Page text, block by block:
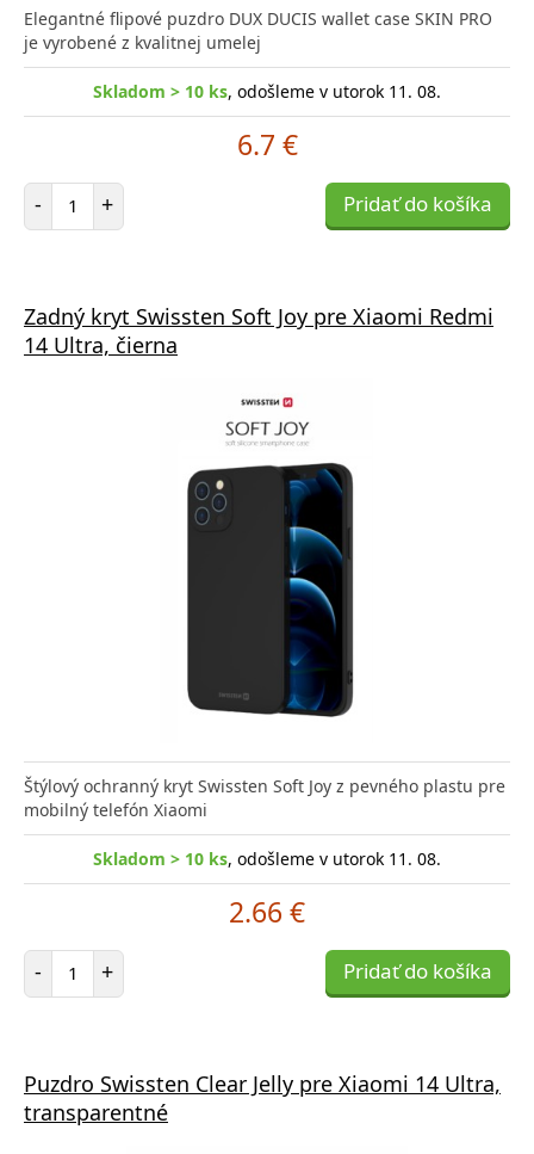
Elegantné flipové puzdro DUX DUCIS wallet case SKIN PRO
je vyrobené z kvalitnej umelej
Skladom > 10 ks, odošleme v utorok 11. 08.
6.7 €
- Počet položiek
+ Pridať do košíka
Zadný kryt Swissten Soft Joy pre Xiaomi Redmi
14 Ultra, čierna
Štýlový ochranný kryt Swissten Soft Joy z pevného plastu pre
mobilný telefón Xiaomi
Skladom > 10 ks, odošleme v utorok 11. 08.
2.66 €
- Počet položiek
+ Pridať do košíka
Puzdro Swissten Clear Jelly pre Xiaomi 14 Ultra,
transparentné